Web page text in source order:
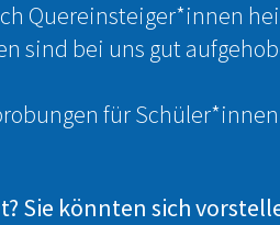
Quereinsteiger*innen
sind bei uns gut
für
Sie könnten sich